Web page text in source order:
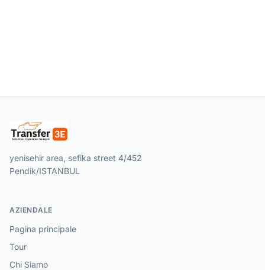
yenisehir area, sefika street 4/452
Pendik/ISTANBUL
AZIENDALE
Pagina principale
Tour
Chi Siamo